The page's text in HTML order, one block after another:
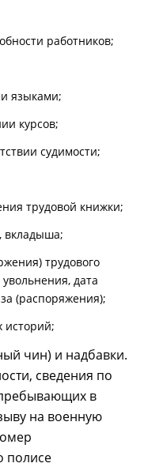
работников;
языками;
курсов;
судимости;
трудовой книжки;
вкладыша;
трудового
дата
(распоряжения);
чин) и надбавки.
сведения по
в
на военную
полисе